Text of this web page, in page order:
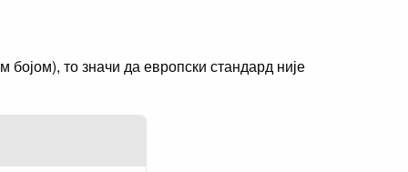
то значи да европски стандард није